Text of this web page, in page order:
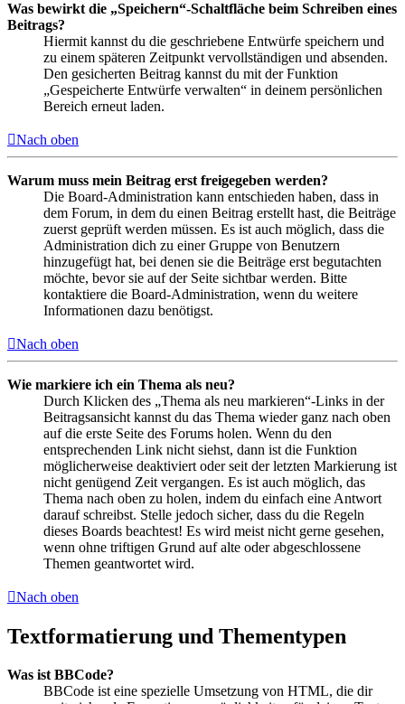
Was bewirkt die „Speichern“-Schaltfläche beim Schreiben eines
Beitrags?
Hiermit kannst du die geschriebene Entwürfe speichern und
zu einem späteren Zeitpunkt vervollständigen und absenden.
Den gesicherten Beitrag kannst du mit der Funktion
„Gespeicherte Entwürfe verwalten“ in deinem persönlichen
Bereich erneut laden.
Nach oben
Warum muss mein Beitrag erst freigegeben werden?
Die Board-Administration kann entschieden haben, dass in
dem Forum, in dem du einen Beitrag erstellt hast, die Beiträge
zuerst geprüft werden müssen. Es ist auch möglich, dass die
Administration dich zu einer Gruppe von Benutzern
hinzugefügt hat, bei denen sie die Beiträge erst begutachten
möchte, bevor sie auf der Seite sichtbar werden. Bitte
kontaktiere die Board-Administration, wenn du weitere
Informationen dazu benötigst.
Nach oben
Wie markiere ich ein Thema als neu?
Durch Klicken des „Thema als neu markieren“-Links in der
Beitragsansicht kannst du das Thema wieder ganz nach oben
auf die erste Seite des Forums holen. Wenn du den
entsprechenden Link nicht siehst, dann ist die Funktion
möglicherweise deaktiviert oder seit der letzten Markierung ist
nicht genügend Zeit vergangen. Es ist auch möglich, das
Thema nach oben zu holen, indem du einfach eine Antwort
darauf schreibst. Stelle jedoch sicher, dass du die Regeln
dieses Boards beachtest! Es wird meist nicht gerne gesehen,
wenn ohne triftigen Grund auf alte oder abgeschlossene
Themen geantwortet wird.
Nach oben
Textformatierung und Thementypen
Was ist BBCode?
BBCode ist eine spezielle Umsetzung von HTML, die dir